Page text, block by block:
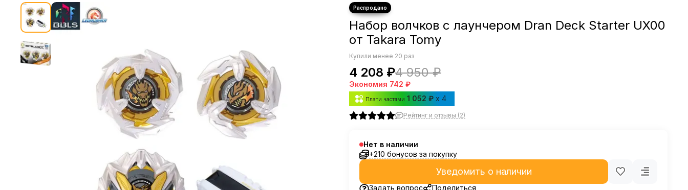
Набор волчков с лаунчером Dran Deck Starter UX00
от Takara Tomy
Купили менее 20 раз
4 208 ₽4 950 ₽
Экономия 742 ₽
Плати частями 1 052 ₽ x 4
Рейтинг и отзывы (2)
Нет в наличии
+210 бонусов за покупку
Уведомить о наличии
Задать вопрос Поделиться